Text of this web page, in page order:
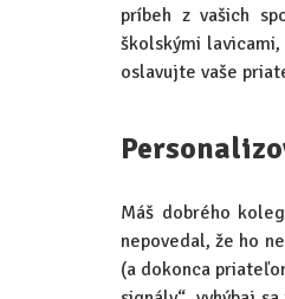
príbeh z vašich
školskými
oslavujte vaše
Máš dobrého
nepovedal, že ho
(a dokonca